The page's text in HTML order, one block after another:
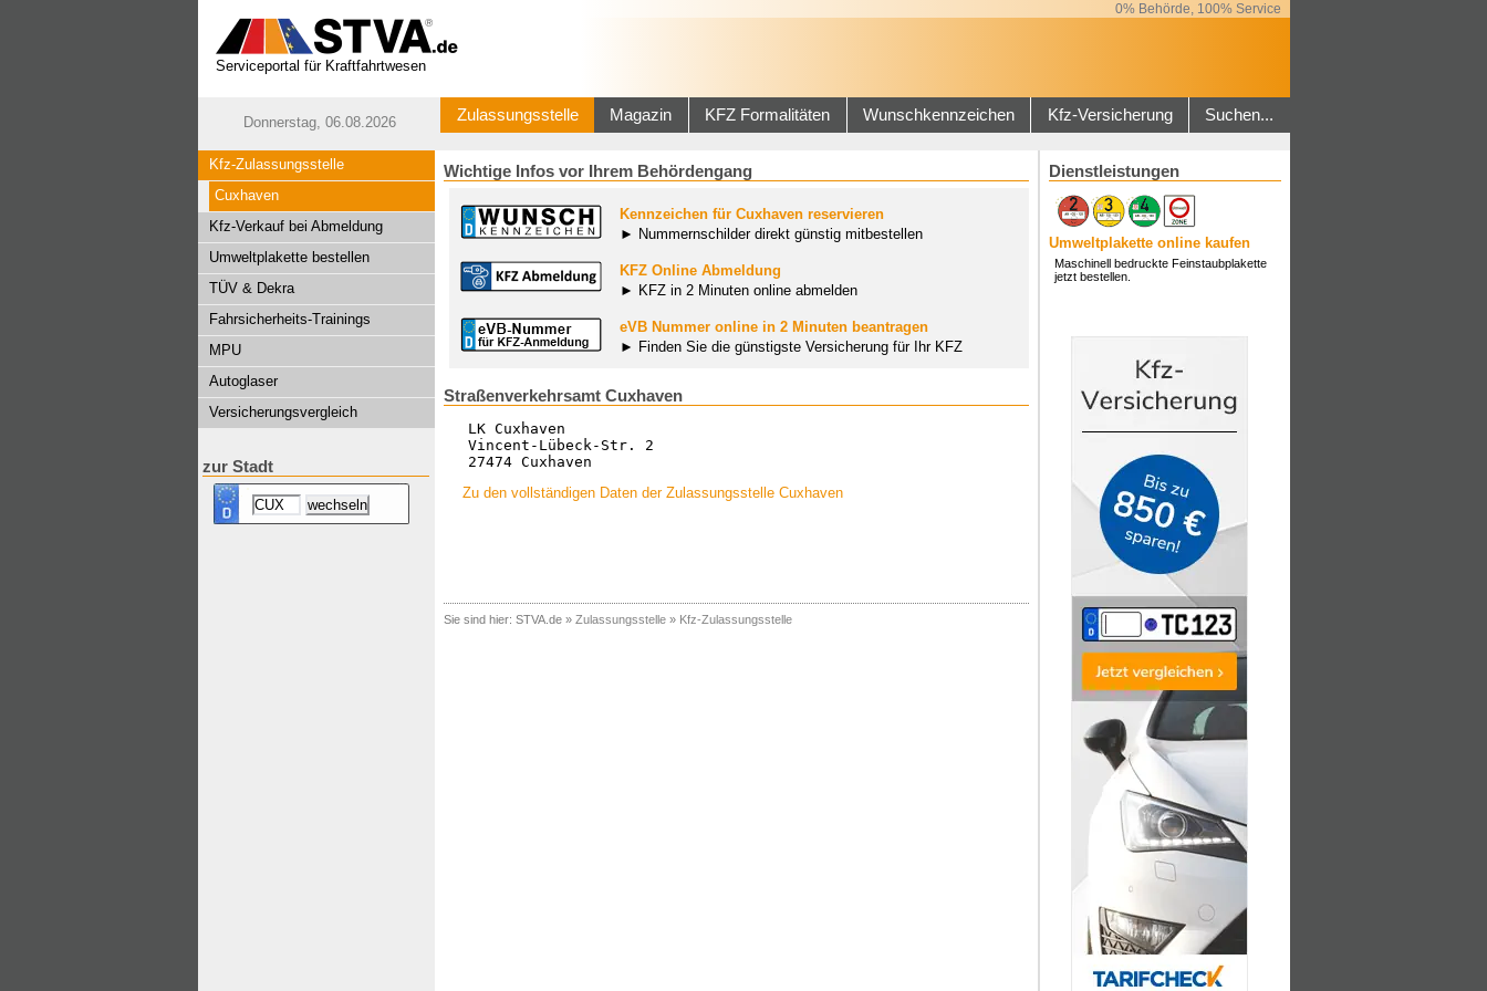
0% Behörde, 100% Service
Serviceportal für Kraftfahrtwesen
Donnerstag, 06.08.2026 Zulassungsstelle Magazin KFZ Formalitäten Wunschkennzeichen Kfz-Versicherung Suchen...
Kfz-Zulassungsstelle
Cuxhaven
Kfz-Verkauf bei Abmeldung
Umweltplakette bestellen
TÜV & Dekra
Fahrsicherheits-Trainings
MPU
Autoglaser
Versicherungsvergleich
zur Stadt
Wichtige Infos vor Ihrem Behördengang
Kennzeichen für Cuxhaven reservieren
► Nummernschilder direkt günstig mitbestellen
KFZ Online Abmeldung
► KFZ in 2 Minuten online abmelden
eVB Nummer online in 2 Minuten beantragen
► Finden Sie die günstigste Versicherung für Ihr KFZ
Straßenverkehrsamt Cuxhaven
LK Cuxhaven
Vincent-Lübeck-Str. 2
27474 Cuxhaven
Zu den vollständigen Daten der Zulassungsstelle Cuxhaven
Sie sind hier: STVA.de» Zulassungsstelle» Kfz-Zulassungsstelle
Dienstleistungen
Umweltplakette online kaufen
Maschinell bedruckte Feinstaubplakette
jetzt bestellen.